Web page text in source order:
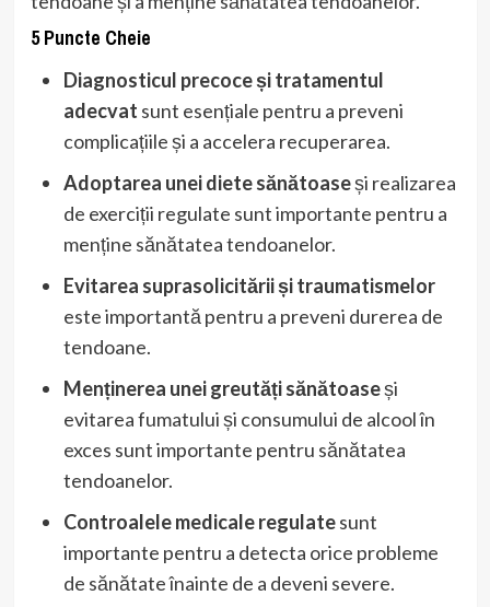
5 Puncte Cheie
Diagnosticul precoce și tratamentul
adecvat sunt esențiale pentru a preveni
complicațiile și a accelera recuperarea.
Adoptarea unei diete sănătoaseși realizarea
de exerciții regulate sunt importante pentru a
menține sănătatea tendoanelor.
Evitarea suprasolicitării și traumatismelor
este importantă pentru a preveni durerea de
tendoane.
Menținerea unei greutăți sănătoaseși
evitarea fumatului și consumului de alcool în
exces sunt importante pentru sănătatea
tendoanelor.
Controalele medicale regulatesunt
importante pentru a detecta orice probleme
de sănătate înainte de a deveni severe.